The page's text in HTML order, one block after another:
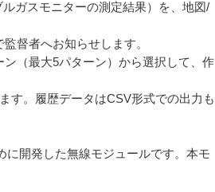
ガスモニターの測定結果）を、地図/
督者へお知らせします。
（最大5パターン）から選択して、作
す。履歴データはCSV形式での出力も
に開発した無線モジュールです。本モ